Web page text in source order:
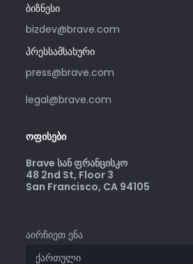
ბიზნესი
bizdev@brave.com
პრესსამსახური
press@brave.com
legal@brave.com
ოფისები
Brave სან ფრანცისკო
48 2nd St, Floor 3
San Francisco, CA 94105
აირჩიეთ ენა